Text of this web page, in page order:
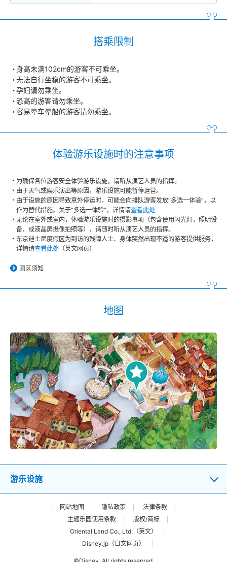
搭乘限制
身高未满102cm的游客不可乘坐。
无法自行坐稳的游客不可乘坐。
孕妇请勿乘坐。
恐高的游客请勿乘坐。
容易晕车晕船的游客请勿乘坐。
体验游乐设施时的注意事项
为确保各位游客安全体验游乐设施，请听从演艺人员的指挥。
由于天气或娱乐演出等原因，游乐设施可能暂停运营。
由于设施的原因导致意外停运时，可能会向排队游客发放“多选一体验”，以
作为替代措施。关于“多选一体验”，详情请查看此处
无论在室外或室内，体验游乐设施时的摄影事项（包含使用闪光灯，照明设
备，或液晶屏摄像拍照等），请随时听从演艺人员的指挥。
东京迪士尼度假区为到访的残障人士、身体突然出现不适的游客提供服务，
详情请查看此处 （英文网页）
园区须知
地图
游乐设施
网站地图 隐私政策
法律条款
主题乐园使用条款
版权/商标
Oriental Land Co., Ltd.（英文）
Disney.jp（日文网页）